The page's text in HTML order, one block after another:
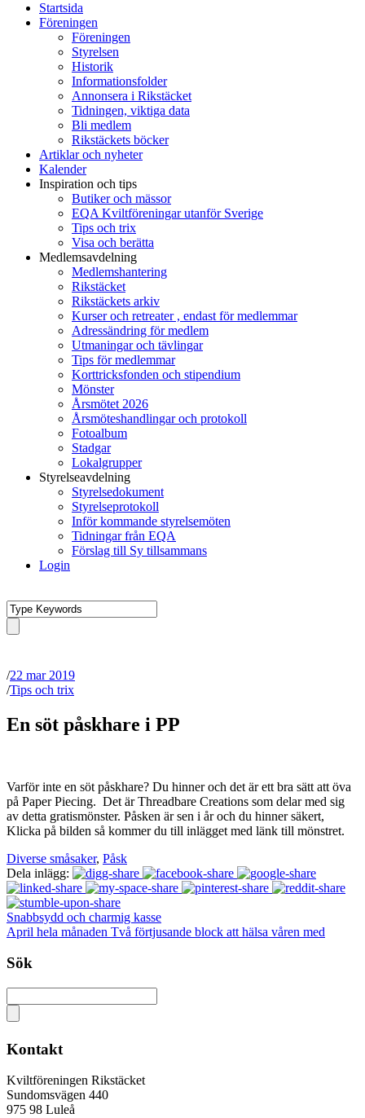
Startsida
Föreningen
Föreningen
Styrelsen
Historik
Informationsfolder
Annonsera i Rikstäcket
Tidningen, viktiga data
Bli medlem
Rikstäckets böcker
Artiklar och nyheter
Kalender
Inspiration och tips
Butiker och mässor
EQA Kviltföreningar utanför Sverige
Tips och trix
Visa och berätta
Medlemsavdelning
Medlemshantering
Rikstäcket
Rikstäckets arkiv
Kurser och retreater , endast för medlemmar
Adressändring för medlem
Utmaningar och tävlingar
Tips för medlemmar
Korttricksfonden och stipendium
Mönster
Årsmötet 2026
Årsmöteshandlingar och protokoll
Fotoalbum
Stadgar
Lokalgrupper
Styrelseavdelning
Styrelsedokument
Styrelseprotokoll
Inför kommande styrelsemöten
Tidningar från EQA
Förslag till Sy tillsammans
Login
/22 mar 2019
/Tips och trix
En söt påskhare i PP
Varför inte en söt påskhare? Du hinner och det är ett bra sätt att öva
på Paper Piecing. Det är Threadbare Creations som delar med sig
av detta gratismönster. Påsken är sen i år och du hinner säkert,
Klicka på bilden så kommer du till inlägget med länk till mönstret.
Diverse småsaker, Påsk
Dela inlägg:
Snabbsydd och charmig kasse
April hela månaden Två förtjusande block att hälsa våren med
Sök
Kontakt
Kviltföreningen Rikstäcket
Sundomsvägen 440
975 98 Luleå